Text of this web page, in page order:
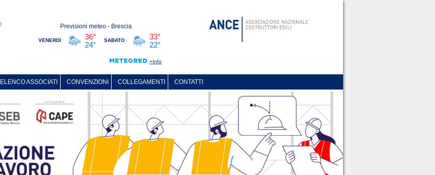
ELENCO ASSOCIATI CONVENZIONI COLLEGAMENTI CONTATTI